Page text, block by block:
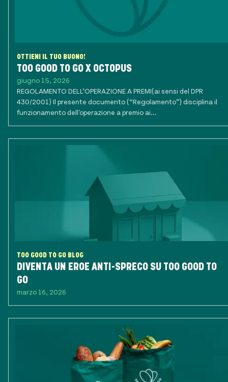
OTTIENI IL TUO BUONO!
TOO GOOD TO GO X OCTOPUS
giugno 15, 2026
REGOLAMENTO DELL’OPERAZIONE A PREMI(ai sensi del DPR
430/2001) Il presente documento (“Regolamento”) disciplina il
funzionamento dell'operazione a premio ai...
TOO GOOD TO GO BLOG
DIVENTA UN EROE ANTI-SPRECO SU TOO GOOD TO
GO
marzo 16, 2026